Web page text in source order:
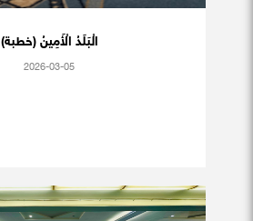
الْبَلَدُ الْأَمِينُ (خطبة)
2026-03-05